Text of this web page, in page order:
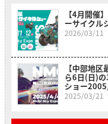
【4月開催
ーサイクル
2026/03/11
【中部地
ら6日(日)
ショー
2025/03/21